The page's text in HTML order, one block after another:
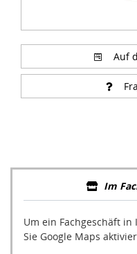
Auf
Im
Um ein Fachgeschäft
Sie Google Maps